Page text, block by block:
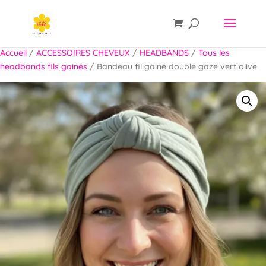
Accueil / ACCESSOIRES CHEVEUX / HEADBANDS / Tous les
headbands fils gainés / Bandeau fil gainé double gaze vert olive